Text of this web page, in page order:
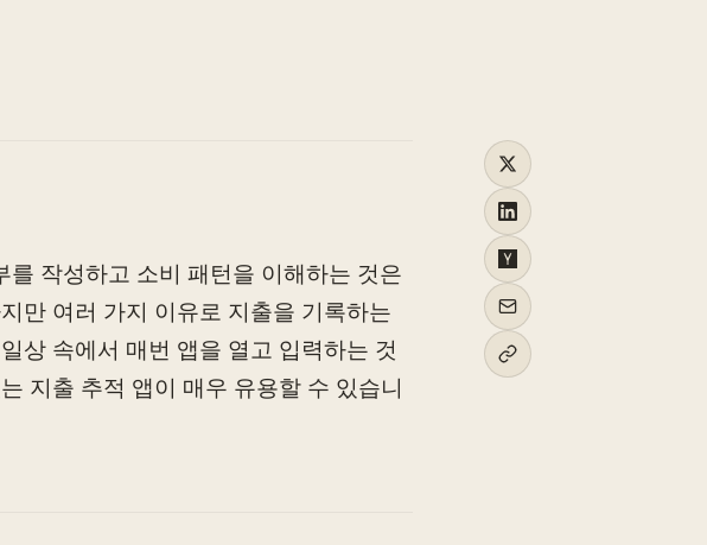
작성하고 소비 패턴을 이해하는 것은
만 여러 가지 이유로 지출을 기록하는
상 속에서 매번 앱을 열고 입력하는 것
지출 추적 앱이 매우 유용할 수 있습니